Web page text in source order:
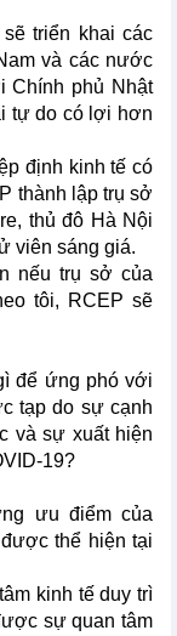
triển khai các
và các nước
Chính phủ Nhật
tự do có lợi hơn
định kinh tế có
thành lập trụ sở
thủ đô Hà Nội
viên sáng giá.
nếu trụ sở của
tôi, RCEP sẽ
để ứng phó với
tạp do sự cạnh
và sự xuất hiện
19?
ưu điểm của
thể hiện tại
kinh tế duy trì
sự quan tâm